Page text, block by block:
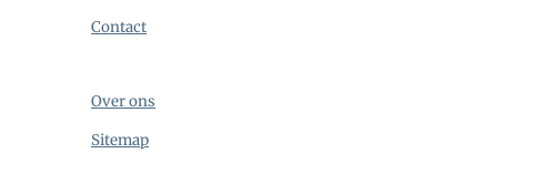
Contact
Over ons
Sitemap